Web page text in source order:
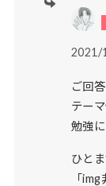
2021/
ご回
テー
勉強に
ひと
「